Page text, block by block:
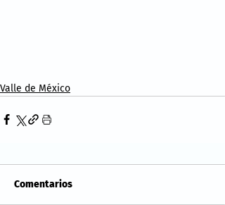
Valle de México
Comentarios